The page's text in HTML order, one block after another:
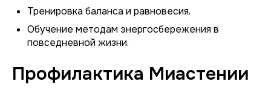
Тренировка баланса и равновесия.
Обучение методам энергосбережения в
повседневной жизни.
Профилактика Миастении